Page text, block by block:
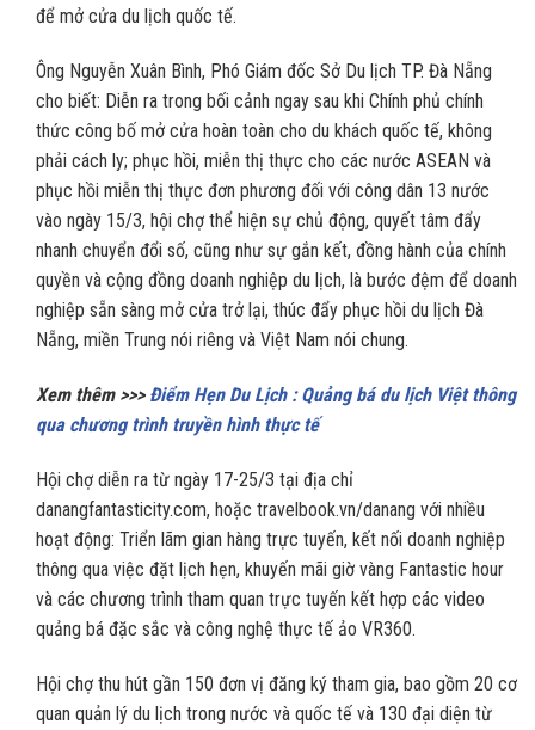
để mở cửa du lịch quốc tế.
Ông Nguyễn Xuân Bình, Phó Giám đốc Sở Du lịch TP. Đà Nẵng
cho biết: Diễn ra trong bối cảnh ngay sau khi Chính phủ chính
thức công bố mở cửa hoàn toàn cho du khách quốc tế, không
phải cách ly; phục hồi, miễn thị thực cho các nước ASEAN và
phục hồi miễn thị thực đơn phương đối với công dân 13 nước
vào ngày 15/3, hội chợ thể hiện sự chủ động, quyết tâm đẩy
nhanh chuyển đổi số, cũng như sự gắn kết, đồng hành của chính
quyền và cộng đồng doanh nghiệp du lịch, là bước đệm để doanh
nghiệp sẵn sàng mở cửa trở lại, thúc đẩy phục hồi du lịch Đà
Nẵng, miền Trung nói riêng và Việt Nam nói chung.
Xem thêm >>> Điểm Hẹn Du Lịch : Quảng bá du lịch Việt thông
qua chương trình truyền hình thực tế
Hội chợ diễn ra từ ngày 17-25/3 tại địa chỉ
danangfantasticity.com, hoặc travelbook.vn/danang với nhiều
hoạt động: Triển lãm gian hàng trực tuyến, kết nối doanh nghiệp
thông qua việc đặt lịch hẹn, khuyến mãi giờ vàng Fantastic hour
và các chương trình tham quan trực tuyến kết hợp các video
quảng bá đặc sắc và công nghệ thực tế ảo VR360.
Hội chợ thu hút gần 150 đơn vị đăng ký tham gia, bao gồm 20 cơ
quan quản lý du lịch trong nước và quốc tế và 130 đại diện từ